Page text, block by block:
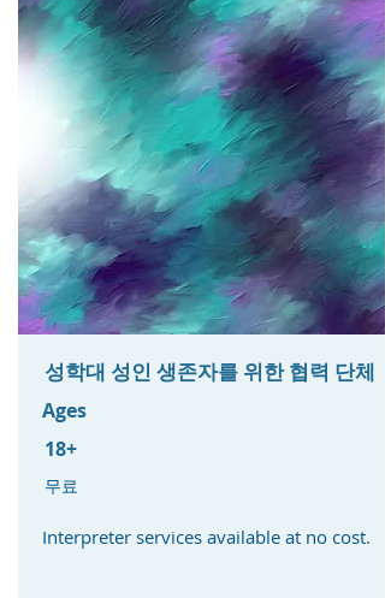
성학대 성인 생존자를 위한 협력 단체
Ages
18+
무료
Interpreter services available at no cost. ​​